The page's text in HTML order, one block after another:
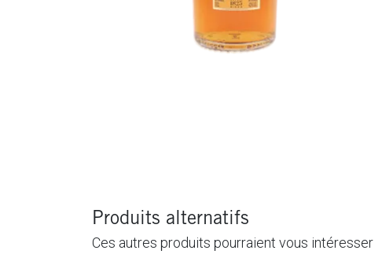
Produits alternatifs
Ces autres produits pourraient vous intéresser